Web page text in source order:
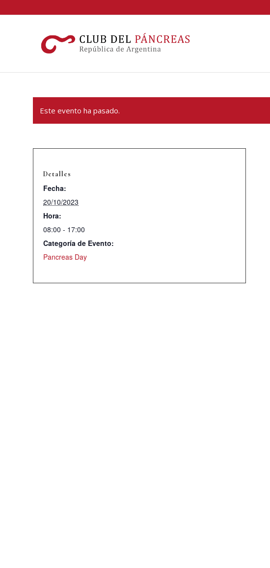
Este evento ha pasado.
Detalles
Fecha:
20/10/2023
Hora:
08:00 - 17:00
Categoría de Evento:
Pancreas Day